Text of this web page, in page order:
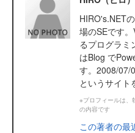
HIRO's.NET
場のSEです
るプログラミ
はBlog で
す。2008/07/
というサイト
※プロフィールは、
の内容です
この著者の最